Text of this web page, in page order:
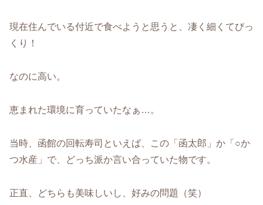
現在住んでいる付近で食べようと思うと、凄く細くてびっ
くり！
なのに高い。
恵まれた環境に育っていたなぁ…。
当時、函館の回転寿司といえば、この「函太郎」か「○か
つ水産」で、どっち派か言い合っていた物です。
正直、どちらも美味しいし、好みの問題（笑）